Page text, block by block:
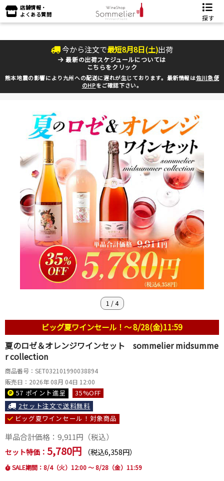
店舗情報・
よくある質問
探す
今から注文で最短8月8日(土)出荷
最新の出荷スケジュールについては
こちらをクリック
熊本地震の影響により九州への配送に遅れが生じております。最新情報は佐川急便
のHPをご確認下さい。
1 /4
ビッグ夏ワインセール！～ 8/28(金)11:59
夏のロゼ＆オレンジワインセット sommelier midsumme
r collection
商品番号：SET032101990038894
販売日：2026年 08月 04日 12:00
57 ポイント進呈 35%OFF
2セット注文で送料無料
ビッグ夏ワインセール！対象商品
単品合計価格： 9,911円（税込）
セット特価： 5,780円 （税込6,358円）
SALE期間：8/4（火）12:00 ～ 8/28（金）11:59